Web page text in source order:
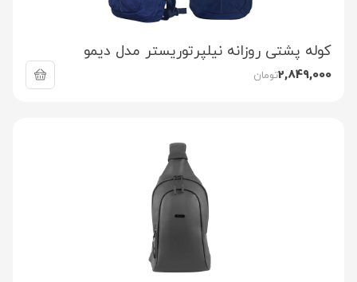
کوله پشتی روزانه نیلپرتوریستر مدل دیمو
2,849,000تومان